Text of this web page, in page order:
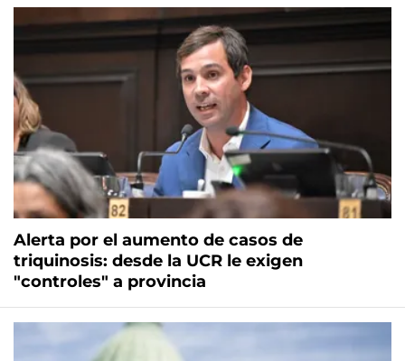
Alerta por el aumento de casos de
triquinosis: desde la UCR le exigen
"controles" a provincia